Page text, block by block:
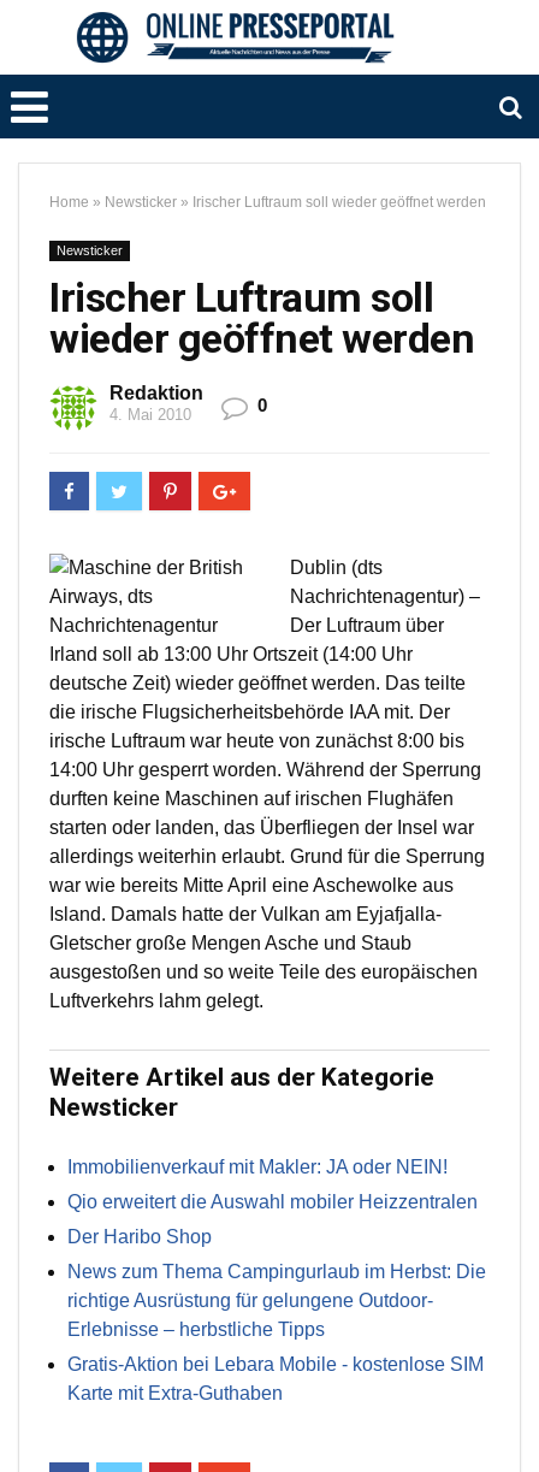
Home » Newsticker » Irischer Luftraum soll wieder geöffnet werden
Newsticker
Irischer Luftraum soll
wieder geöffnet werden
Redaktion
4. Mai 2010 0
Dublin (dts
Nachrichtenagentur) –
Der Luftraum über
Irland soll ab 13:00 Uhr Ortszeit (14:00 Uhr
deutsche Zeit) wieder geöffnet werden. Das teilte
die irische Flugsicherheitsbehörde IAA mit. Der
irische Luftraum war heute von zunächst 8:00 bis
14:00 Uhr gesperrt worden. Während der Sperrung
durften keine Maschinen auf irischen Flughäfen
starten oder landen, das Überfliegen der Insel war
allerdings weiterhin erlaubt. Grund für die Sperrung
war wie bereits Mitte April eine Aschewolke aus
Island. Damals hatte der Vulkan am Eyjafjalla-
Gletscher große Mengen Asche und Staub
ausgestoßen und so weite Teile des europäischen
Luftverkehrs lahm gelegt.
Weitere Artikel aus der Kategorie
Newsticker
Immobilienverkauf mit Makler: JA oder NEIN!
Qio erweitert die Auswahl mobiler Heizzentralen
Der Haribo Shop
News zum Thema Campingurlaub im Herbst: Die
richtige Ausrüstung für gelungene Outdoor-
Erlebnisse – herbstliche Tipps
Gratis-Aktion bei Lebara Mobile - kostenlose SIM
Karte mit Extra-Guthaben